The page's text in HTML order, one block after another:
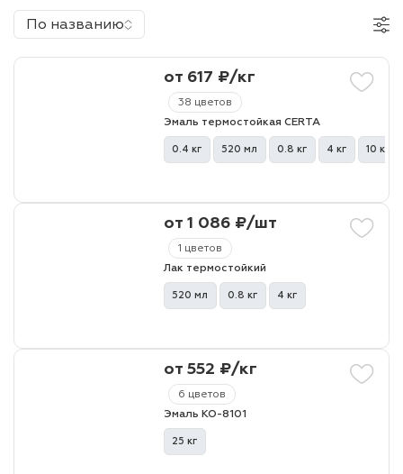
бетону,
и эмали
По названию
38 цветов
от 617 ₽/кг
Эмаль термостойкая CERTA
0.4 кг 520 мл 0.8 кг 4 кг 10 кг
1 цветов
от 1 086 ₽/шт
Лак термостойкий
520 мл 0.8 кг 4 кг
6 цветов
от 552 ₽/кг
Эмаль КО-8101
25 кг